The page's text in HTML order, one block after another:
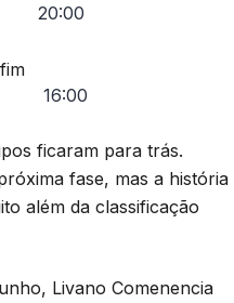
20:00
16:00
ficaram para trás.
fase, mas a história
além da classificação
Livano Comenencia